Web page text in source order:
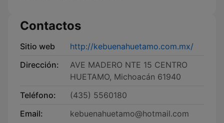
Contactos
Sitio web
http://kebuenahuetamo.com.mx/
Dirección:
AVE MADERO NTE 15 CENTRO
HUETAMO, Michoacán 61940
Teléfono:
(435) 5560180
Email:
kebuenahuetamo@hotmail.com